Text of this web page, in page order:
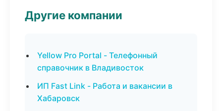
Другие компании
Yellow Pro Portal - Телефонный
справочник в Владивосток
ИП Fast Link - Работа и вакансии в
Хабаровск